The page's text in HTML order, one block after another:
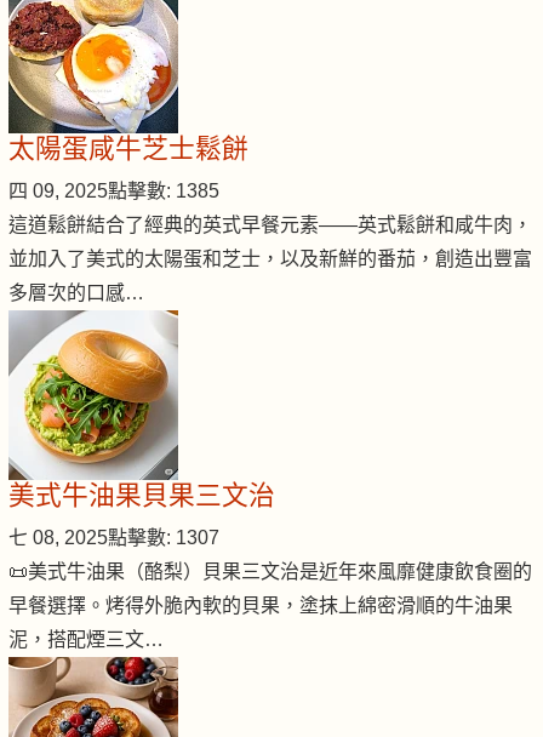
太陽蛋咸牛芝士鬆餅
四 09, 2025點擊數: 1385
這道鬆餅結合了經典的英式早餐元素——英式鬆餅和咸牛肉，
並加入了美式的太陽蛋和芝士，以及新鮮的番茄，創造出豐富
多層次的口感…
美式牛油果貝果三文治
七 08, 2025點擊數: 1307
📜美式牛油果（酪梨）貝果三文治是近年來風靡健康飲食圈的
早餐選擇。烤得外脆內軟的貝果，塗抹上綿密滑順的牛油果
泥，搭配煙三文…